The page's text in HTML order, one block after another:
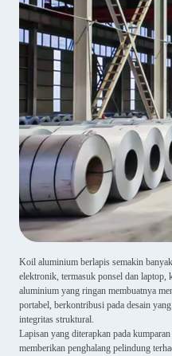
Koil aluminium berlapis semakin
elektronik, termasuk ponsel dan laptop,
aluminium yang ringan membuatnya
portabel, berkontribusi pada desain
integritas struktural.
Lapisan yang diterapkan pada
memberikan penghalang pelindung